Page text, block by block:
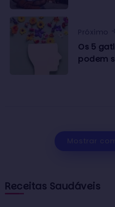
Próximo
Os 5
podem
Receitas Saudáveis